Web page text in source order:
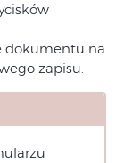
dokumentu na
zapisu.